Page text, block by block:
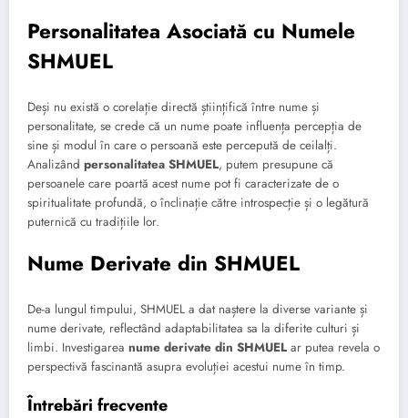
Personalitatea Asociată cu Numele
SHMUEL
Deși nu există o corelație directă științifică între nume și
personalitate, se crede că un nume poate influența percepția de
sine și modul în care o persoană este percepută de ceilalți.
Analizând personalitatea SHMUEL, putem presupune că
persoanele care poartă acest nume pot fi caracterizate de o
spiritualitate profundă, o înclinație către introspecție și o legătură
puternică cu tradițiile lor.
Nume Derivate din SHMUEL
De-a lungul timpului, SHMUEL a dat naștere la diverse variante și
nume derivate, reflectând adaptabilitatea sa la diferite culturi și
limbi. Investigarea nume derivate din SHMUEL ar putea revela o
perspectivă fascinantă asupra evoluției acestui nume în timp.
Întrebări frecvente